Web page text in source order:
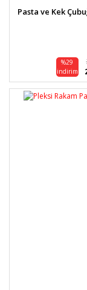
Pasta ve Kek
%29
indirim